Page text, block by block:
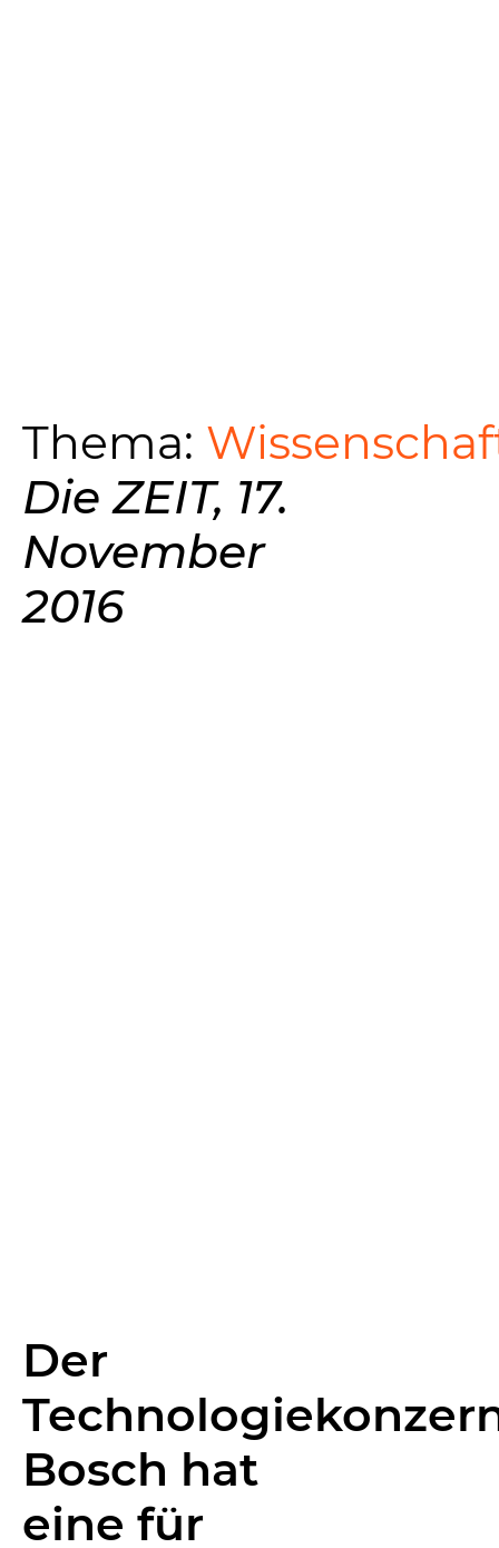
Thema:
Die ZEIT, 17.
November
2016
Der
Bosch hat
eine für